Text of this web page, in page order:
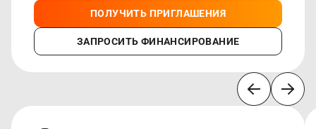
ПОЛУЧИТЬ ПРИГЛАШЕНИЯ
ЗАПРОСИТЬ ФИНАНСИРОВАНИЕ